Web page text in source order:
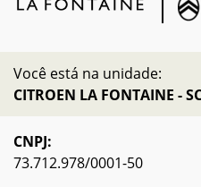
Você está na unidade:
CITROEN LA FONTAINE -
CNPJ:
73.712.978/0001-50